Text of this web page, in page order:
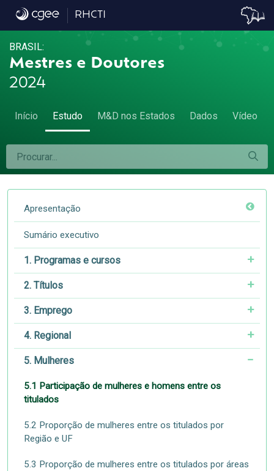
5.1 Participação de mulheres e homens
RHCTI
BRASIL:
Mestres e Doutores
2024
Início Estudo M&D nos Estados Dados Vídeo
Apresentação
Sumário executivo
1. Programas e cursos
2. Títulos
3. Emprego
4. Regional
5. Mulheres
5.1 Participação de mulheres e homens entre os
titulados
5.2 Proporção de mulheres entre os titulados por
Região e UF
5.3 Proporção de mulheres entre os titulados por áreas